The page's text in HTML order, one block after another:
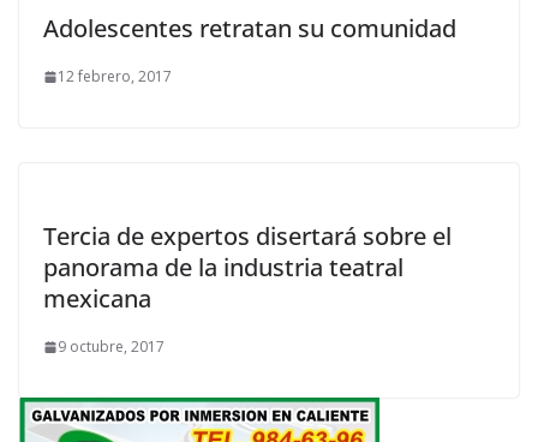
Adolescentes retratan su comunidad
12 febrero, 2017
Tercia de expertos disertará sobre el
panorama de la industria teatral
mexicana
9 octubre, 2017